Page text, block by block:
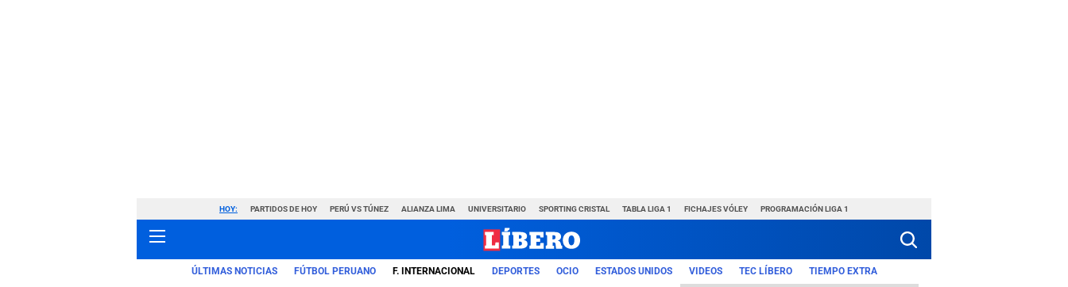
HOY: PARTIDOS DE HOY PERÚ VS TÚNEZ ALIANZA LIMA UNIVERSITARIO SPORTING CRISTAL TABLA LIGA 1 FICHAJES VÓLEY PROGRAMACIÓN LIGA 1
ÚLTIMAS NOTICIAS FÚTBOL PERUANO F. INTERNACIONAL DEPORTES OCIO ESTADOS UNIDOS VIDEOS TEC LÍBERO TIEMPO EXTRA